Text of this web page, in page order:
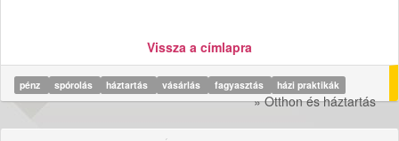
Vissza a címlapra
pénz spórolás háztartás vásárlás fagyasztás házi praktikák
» Otthon és háztartás